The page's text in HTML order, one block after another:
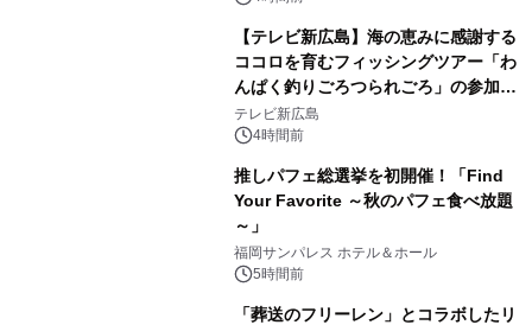
【テレビ新広島】海の恵みに感謝する
ココロを育むフィッシングツアー「わ
んぱく釣りごろつられごろ」の参加小
学生を募集
テレビ新広島
4時間前
推しパフェ総選挙を初開催！「Find
Your Favorite ～秋のパフェ食べ放題
～」
福岡サンパレス ホテル＆ホール
5時間前
「葬送のフリーレン」とコラボしたリ